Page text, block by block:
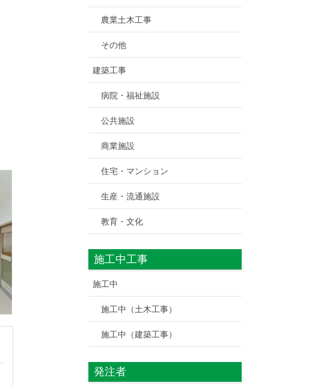
農業土木工事
その他
建築工事
病院・福祉施設
公共施設
商業施設
住宅・マンション
生産・流通施設
教育・文化
施工中工事
施工中
施工中（土木工事）
施工中（建築工事）
発注者